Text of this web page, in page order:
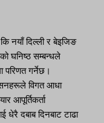
कि नयाँ दिल्ली र बेइजिङ
घनिष्ठ सम्बन्धले
परिणत गर्नेछ।
विगत आधा
आपूर्तिकर्ता
धेरै दबाब दिनबाट टाढा